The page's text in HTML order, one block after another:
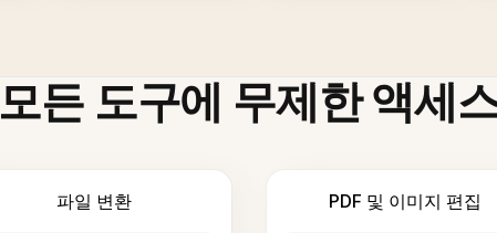
모든 도구에 무제한 액세
파일 변환 PDF 및 이미지 편집